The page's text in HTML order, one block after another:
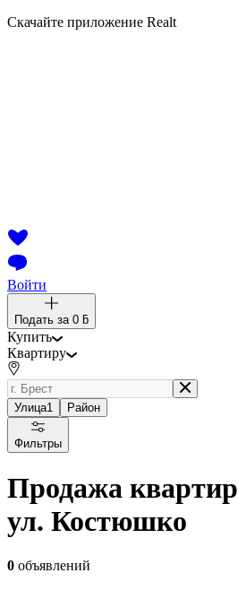
Скачайте приложение Realt
Войти
Подать за 0 ƃ
Купить
Квартиру
Улица1 Район
Фильтры
Продажа
ул. Костюшко
0 объявлений